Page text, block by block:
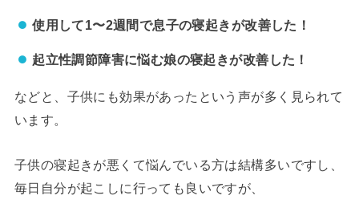
使用して1〜2週間で息子の寝起きが改善した！
起立性調節障害に悩む娘の寝起きが改善した！
などと、子供にも効果があったという声が多く見られて
います。
子供の寝起きが悪くて悩んでいる方は結構多いですし、
毎日自分が起こしに行っても良いですが、